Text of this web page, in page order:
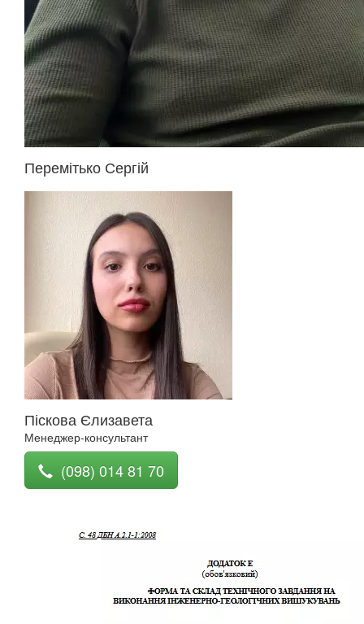
Перемітько Сергій
Піскова Єлизавета
Менеджер-консультант
(098) 014 81 70